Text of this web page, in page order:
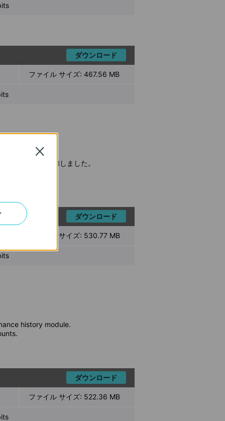
ダウンロード
ファイル サイズ: 467.56 MB
サポートを追加しました。
ダウンロード
ファイル サイズ: 530.77 MB
history module.
ダウンロード
ファイル サイズ: 522.36 MB
Close